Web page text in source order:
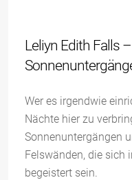
Leliyn Edith Falls
Wer es irgendwie
Nächte hier zu
Sonnenuntergängen
Felswänden, die sich
begeistert sein.